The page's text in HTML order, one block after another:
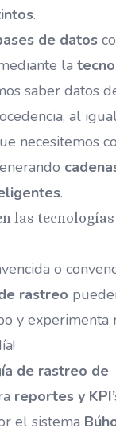
.
de datos
la
saber datos
al
necesitemos
.
las
o
rastreo
y experimenta
de rastreo de
reportes y
el sistema